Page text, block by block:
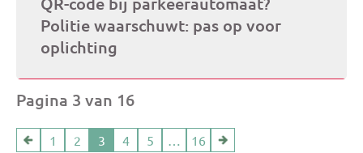
Politie waarschuwt: pas op voor
oplichting
Pagina 3 van 16
1 2 3 4 5 16